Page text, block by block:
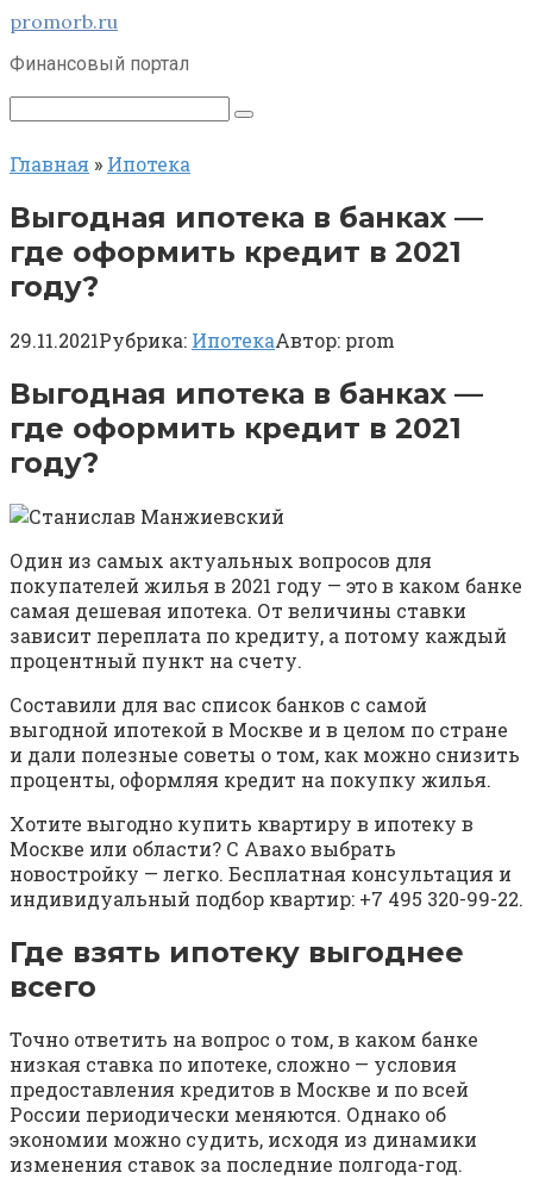
Перейти
контенту
promorb.ru
Финансовый портал
Поиск:
Главная » Ипотека
Выгодная ипотека в банках —
где оформить кредит в 2021
году?
29.11.2021Рубрика: ИпотекаАвтор: prom
Выгодная ипотека в банках —
где оформить кредит в 2021
году?
Один из самых актуальных вопросов для
покупателей жилья в 2021 году — это в каком банке
самая дешевая ипотека. От величины ставки
зависит переплата по кредиту, а потому каждый
процентный пункт на счету.
Составили для вас список банков с самой
выгодной ипотекой в Москве и в целом по стране
и дали полезные советы о том, как можно снизить
проценты, оформляя кредит на покупку жилья.
Хотите выгодно купить квартиру в ипотеку в
Москве или области? С Авахо выбрать
новостройку — легко. Бесплатная консультация и
индивидуальный подбор квартир: +7 495 320-99-22.
Где взять ипотеку выгоднее
всего
Точно ответить на вопрос о том, в каком банке
низкая ставка по ипотеке, сложно — условия
предоставления кредитов в Москве и по всей
России периодически меняются. Однако об
экономии можно судить, исходя из динамики
изменения ставок за последние полгода-год.